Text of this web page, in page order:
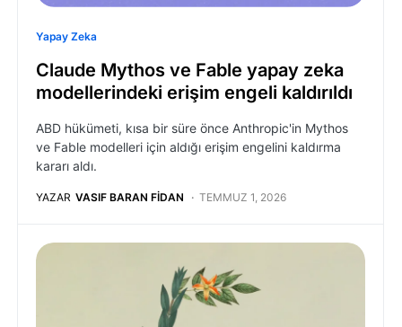
Yapay Zeka
Claude Mythos ve Fable yapay zeka
modellerindeki erişim engeli kaldırıldı
ABD hükümeti, kısa bir süre önce Anthropic'in Mythos
ve Fable modelleri için aldığı erişim engelini kaldırma
kararı aldı.
YAZAR VASIF BARAN FIDAN TEMMUZ 1, 2026